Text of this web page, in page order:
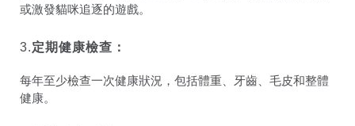
或激發貓咪追逐的遊戲。
3.定期健康檢查：
每年至少檢查一次健康狀況，包括體重、牙齒、毛皮和整體
健康。